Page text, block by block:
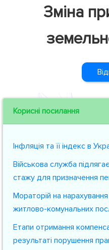
Зміна
Корисні посилання
Інфляція та її індекс в
Військова служба
стажу для призначення
Мораторій на
житлово-комунальних
Етапи отримання
результаті порушення